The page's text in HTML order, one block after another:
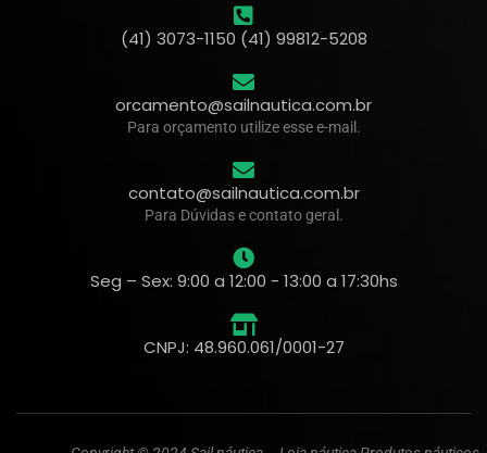
(41) 3073-1150 (41) 99812-5208
orcamento@sailnautica.com.br
Para orçamento utilize esse e-mail.
contato@sailnautica.com.br
Para Dúvidas e contato geral.
Seg – Sex: 9:00 a 12:00 - 13:00 a 17:30hs
CNPJ: 48.960.061/0001-27